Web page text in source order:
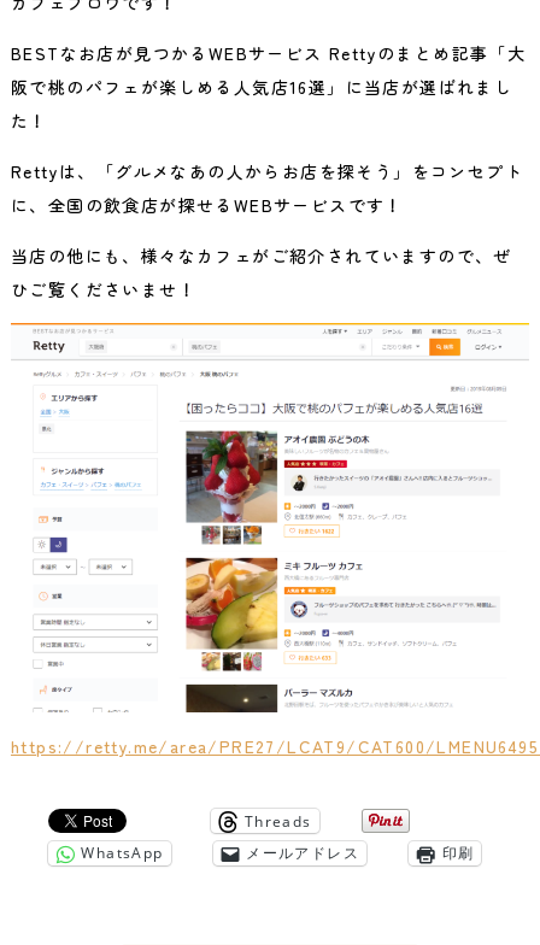
BESTなお店が見つかるWEBサービス Rettyのまとめ記事「大
阪で桃のパフェが楽しめる人気店16選」に当店が選ばれまし
た！
Rettyは、「グルメなあの人からお店を探そう」をコンセプト
に、全国の飲食店が探せるWEBサービスです！
当店の他にも、様々なカフェがご紹介されていますので、ぜ
ひご覧くださいませ！
https://retty.me/area/PRE27/LCAT9/CAT600/
Threads
WhatsApp
メールアドレス 印刷